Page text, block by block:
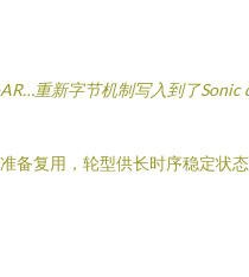
重新字节机制写入到了Sonic
备复用，轮型供长时序稳定状